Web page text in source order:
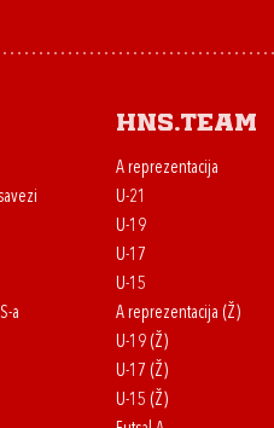
a
HNS.team
A reprezentacija
U-21
U-19
U-17
U-15
A reprezentacija (Ž)
U-19 (Ž)
U-17 (Ž)
U-15 (Ž)